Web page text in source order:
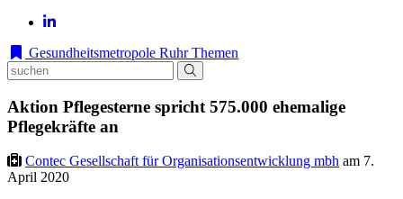
Gesundheitsmetropole Ruhr Themen
Aktion Pflegesterne spricht 575.000 ehemalige
Pflegekräfte an
Contec Gesellschaft für Organisationsentwicklung mbh am 7.
April 2020